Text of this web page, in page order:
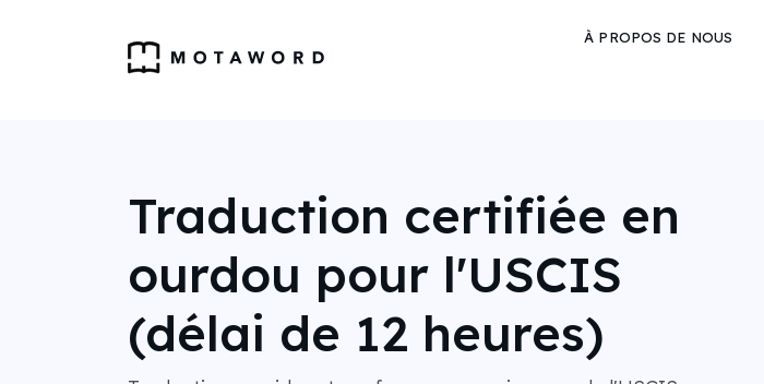
À PROPOS DE NOUS
Traduction certifiée en
ourdou pour l'USCIS
(délai de 12 heures)